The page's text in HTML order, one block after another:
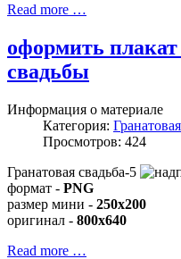
Read more …
оформить
свадьбы
Информация о материале
Категория: Гранатовая
Просмотров: 424
Гранатовая свадьба-5
формат - PNG
размер мини - 250x200
оригинал - 800x640
Read more …